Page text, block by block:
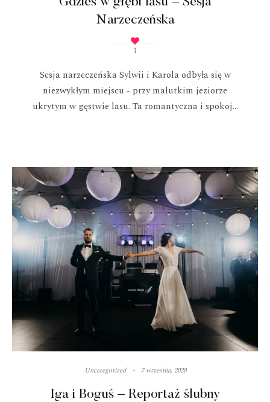
Narzeczeńska
1
Sesja narzeczeńska Sylwii i Karola odbyła się w
niezwykłym miejscu - przy malutkim jeziorze
ukrytym w gęstwie lasu. Ta romantyczna i spokoj...
Uncategorized 7 września, 2020
Iga i Boguś – Reportaż ślubny